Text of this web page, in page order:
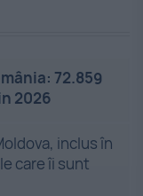
72.859
2026
inclus în
care îi sunt